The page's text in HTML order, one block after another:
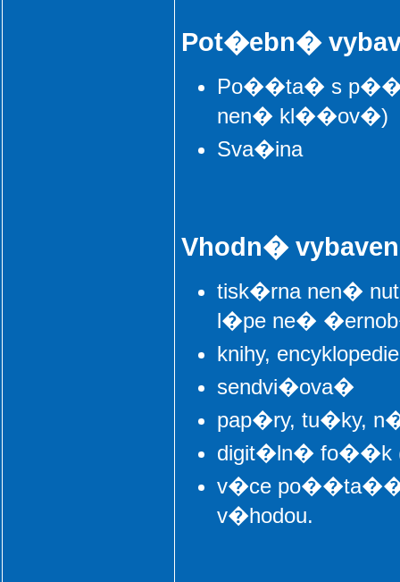
Pot�ebn�
Po��ta� s
nen� kl��ov�)
Sva�ina
Vhodn�
tisk�rna nen�
l�pe ne�
knihy,
sendvi�ova�
pap�ry, tu�ky,
digit�ln� fo��k
v�ce po��ta��
v�hodou.